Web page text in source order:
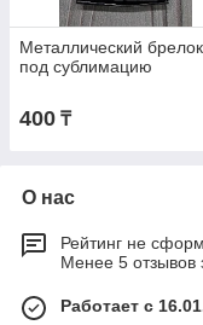
Металлический брелок
под сублимацию
400 ₸
О нас
Рейтинг не
Менее 5 отзывов
Работает с